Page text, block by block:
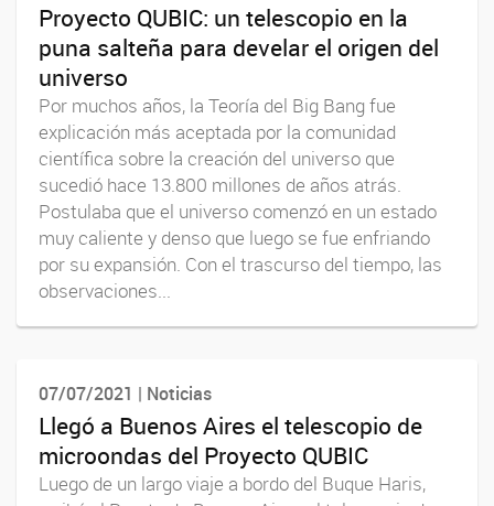
Proyecto QUBIC: un telescopio en la
puna salteña para develar el origen del
universo
Por muchos años, la Teoría del Big Bang fue
explicación más aceptada por la comunidad
científica sobre la creación del universo que
sucedió hace 13.800 millones de años atrás.
Postulaba que el universo comenzó en un estado
muy caliente y denso que luego se fue enfriando
por su expansión. Con el trascurso del tiempo, las
observaciones...
07/07/2021 | Noticias
Llegó a Buenos Aires el telescopio de
microondas del Proyecto QUBIC
Luego de un largo viaje a bordo del Buque Haris,